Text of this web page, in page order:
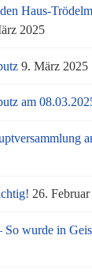
Haus-
2025
9. März 2025
am
26.
So wurde in